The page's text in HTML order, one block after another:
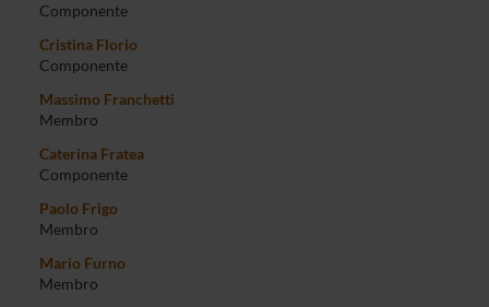
Componente
Cristina Florio
Componente
Massimo Franchetti
Membro
Caterina Fratea
Componente
Paolo Frigo
Membro
Mario Furno
Membro